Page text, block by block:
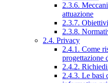
2.3.6.
attuazione
2.3.7.
2.3.8.
2.4. Privacy
2.4.1. Come
progettazione
2.4.2.
2.4.3. Le basi